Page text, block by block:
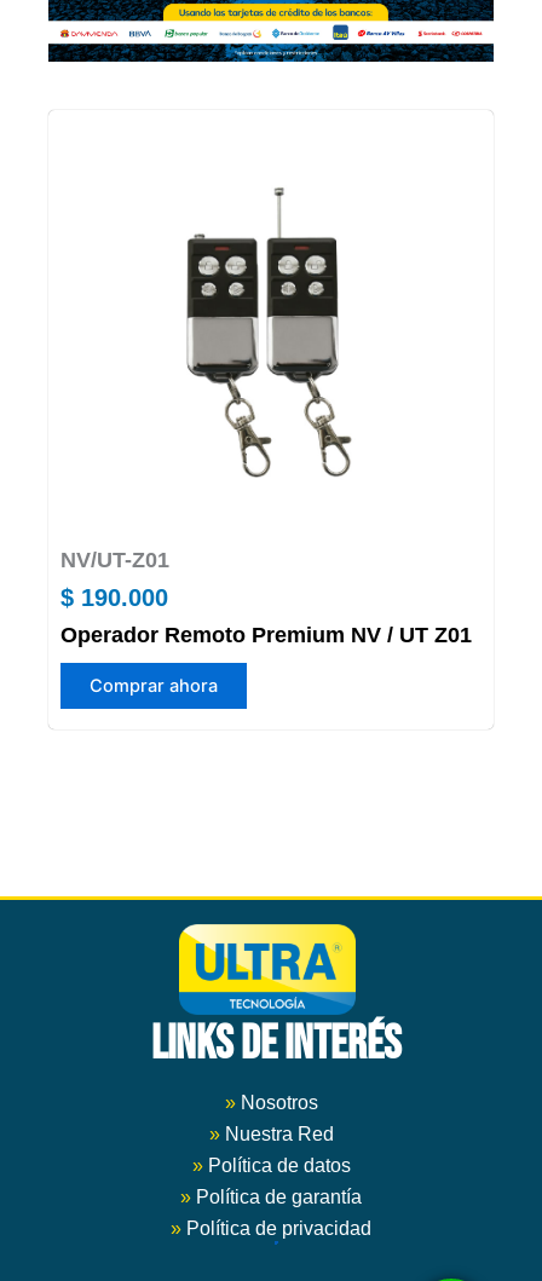
NV/UT-Z01
$ 190.000
Operador Remoto Premium NV / UT Z01
Comprar ahora
LINKS DE INTERÉS
» Nosotros
» Nuestra Red
» Política de datos
» Política de garantía
» Política de privacidad